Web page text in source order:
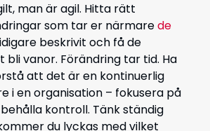
man är agil. Hitta rätt
som tar er närmarede
beskrivit och få de
vanor. Förändring tar tid. Ha
att det är en kontinuerlig
i en organisation – fokusera på
kontroll. Tänk ständig
du lyckas med vilket